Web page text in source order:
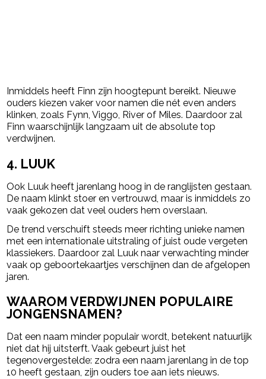
Inmiddels heeft Finn zijn hoogtepunt bereikt. Nieuwe
ouders kiezen vaker voor namen die nét even anders
klinken, zoals Fynn, Viggo, River of Miles. Daardoor zal
Finn waarschijnlijk langzaam uit de absolute top
verdwijnen.
4. LUUK
Ook Luuk heeft jarenlang hoog in de ranglijsten gestaan.
De naam klinkt stoer en vertrouwd, maar is inmiddels zo
vaak gekozen dat veel ouders hem overslaan.
De trend verschuift steeds meer richting unieke namen
met een internationale uitstraling of juist oude vergeten
klassiekers. Daardoor zal Luuk naar verwachting minder
vaak op geboortekaartjes verschijnen dan de afgelopen
jaren.
WAAROM VERDWIJNEN POPULAIRE
JONGENSNAMEN?
Dat een naam minder populair wordt, betekent natuurlijk
niet dat hij uitsterft. Vaak gebeurt juist het
tegenovergestelde: zodra een naam jarenlang in de top
10 heeft gestaan, zijn ouders toe aan iets nieuws.